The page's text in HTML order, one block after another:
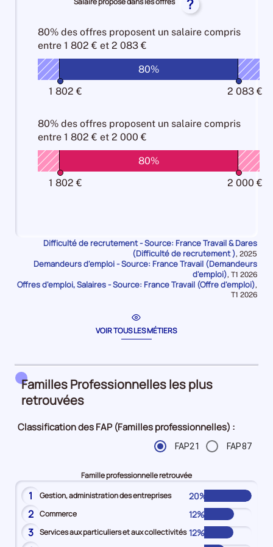
métier
25%
formation
métier
25%
pour
Manque
de
main
d'oeuvre
10%
Manque
de
d'oeuvre
10%
DE-
pour
les
Attractivité
Salariale
comparaison
pour
les
Attractivité
Salariale
?
80% des offres proposent un salaire compris
entre 1 802 € et 2 083 €
80%
1 802 €
2 083 €
80% des offres proposent un salaire compris
entre 1 802 € et 2 000 €
80%
1 802 €
2 000 €
Difficulté de recrutement - Source: France Travail & Dares
(Difficulté de recrutement ), Données
pour
la
période
2025
Demandeurs d'emploi - Source: France Travail (Demandeurs
d'emploi), Données
pour
la
T1 2026
Offres d'emploi, Salaires - Source: France Travail (Offre d'emploi),
Données
T1 2026
VOIR TOUS LES MÉTIERS
Familles Professionnelles les plus
retrouvées
Classification des FAP (Familles professionnelles) :
FAP21 FAP87
Famille professionnelle retrouvée
1 Gestion, administration des entreprises 20%
2 Commerce 12%
3 Services aux particuliers et aux collectivités 12%